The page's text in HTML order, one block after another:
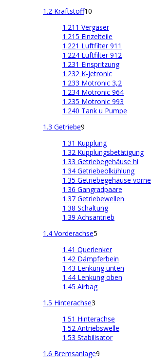
1.2 Kraftstoff10
1.211 Vergaser
1.215 Einzelteile
1.221 Luftfilter 911
1.224 Luftfilter 912
1.231 Einspritzung
1.232 K-Jetronic
1.233 Motronic 3,2
1.234 Motronic 964
1.235 Motronic 993
1.240 Tank u Pumpe
1.3 Getriebe9
1.31 Kupplung
1.32 Kupplungsbetätigung
1.33 Getriebegehäuse hi
1.34 Getriebeölkühlung
1.35 Getriebegehäuse vorne
1.36 Gangradpaare
1.37 Getriebewellen
1.38 Schaltung
1.39 Achsantrieb
1.4 Vorderachse5
1.41 Querlenker
1.42 Dämpferbein
1.43 Lenkung unten
1.44 Lenkung oben
1.45 Airbag
1.5 Hinterachse3
1.51 Hinterachse
1.52 Antriebswelle
1.53 Stabilisator
1.6 Bremsanlage9